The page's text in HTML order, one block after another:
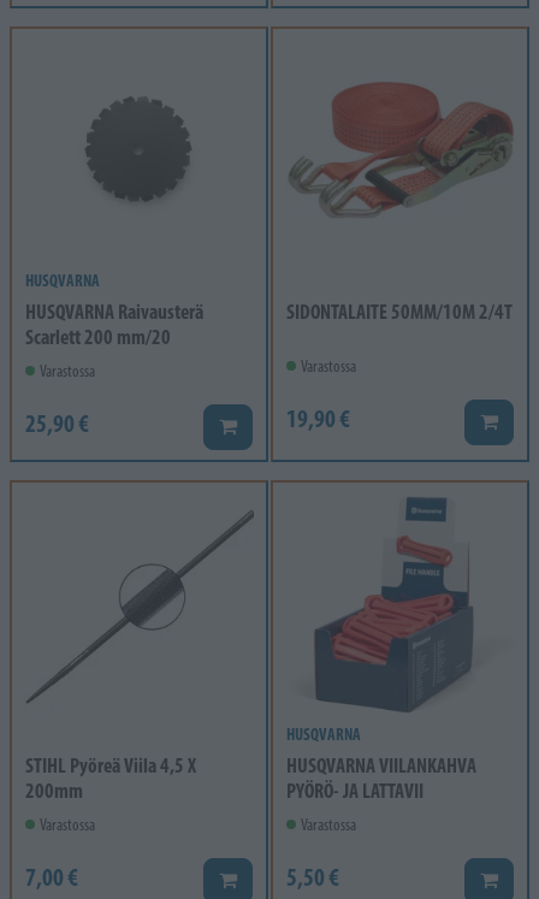
HUSQVARNA
HUSQVARNA Raivausterä
Scarlett 200 mm/20
Varastossa
25,90 € Lisää koriin
SIDONTALAITE 50MM/10M 2/4T
Varastossa
19,90 € Lisää
STIHL Pyöreä Viila 4,5 X
200mm
Varastossa
7,00 € Lisää koriin
HUSQVARNA
HUSQVARNA VIILANKAHVA
PYÖRÖ- JA LATTAVII
Varastossa
5,50 € Lisää